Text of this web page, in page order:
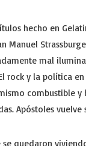
hecho en
Manuel
mal
rock y la política
combustible y
Apóstoles vuelve
quedaron